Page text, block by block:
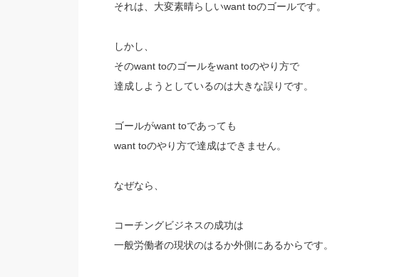
それは、大変素晴らしいwant toのゴールです。
しかし、
そのwant toのゴールをwant toのやり方で
達成しようとしているのは大きな誤りです。
ゴールがwant toであっても
want toのやり方で達成はできません。
なぜなら、
コーチングビジネスの成功は
一般労働者の現状のはるか外側にあるからです。